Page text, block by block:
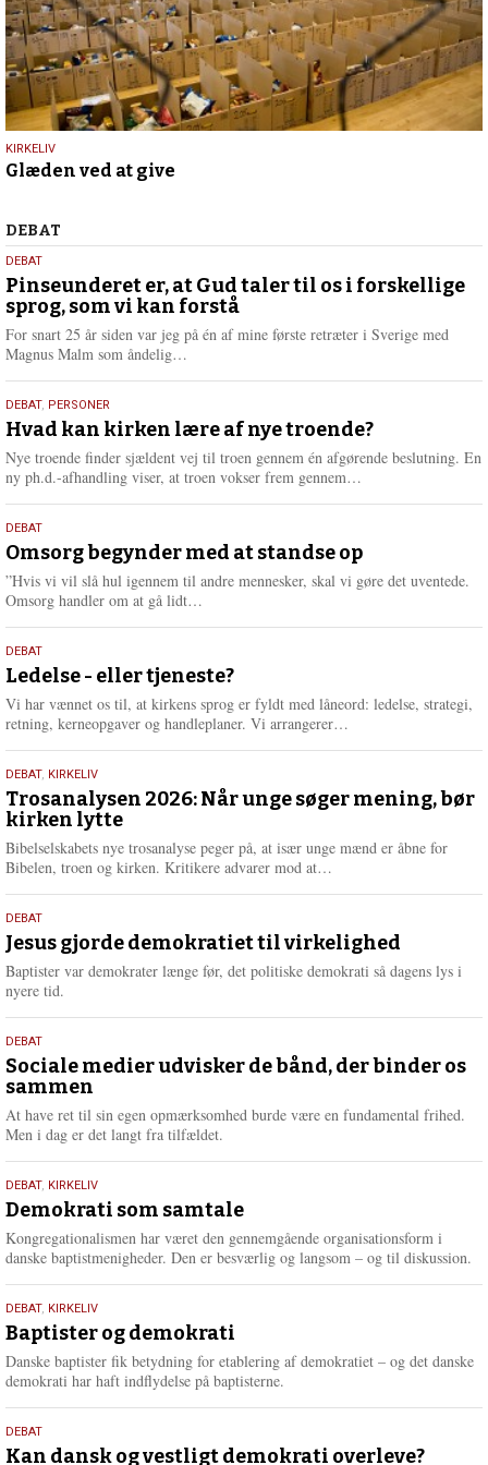
18.
december
KIRKELIV
Glæden ved at give
Debat
DEBAT
5.
august
2026
DEBAT
Pinseunderet er, at Gud taler til os i forskellige
sprog, som vi kan forstå
For snart 25 år siden var jeg på én af mine første retræter i Sverige med
Magnus Malm som åndelig…
e
r
e
25.
juli
2026
DEBAT, PERSONER
Hvad kan kirken lære af nye troende?
Nye troende finder sjældent vej til troen gennem én afgørende beslutning. En
ny ph.d.-afhandling viser, at troen vokser frem gennem…
e
r
e
9.
juli
2026
DEBAT
Omsorg begynder med at standse op
”Hvis vi vil slå hul igennem til andre mennesker, skal vi gøre det uventede.
Omsorg handler om at gå lidt…
e
r
e
10.
juni
2026
DEBAT
Ledelse - eller tjeneste?
Vi har vænnet os til, at kirkens sprog er fyldt med låneord: ledelse, strategi,
retning, kerneopgaver og handleplaner. Vi arrangerer…
e
2.
juni
2026
DEBAT, KIRKELIV
Trosanalysen 2026: Når unge søger mening, bør
kirken lytte
Bibelselskabets nye trosanalyse peger på, at især unge mænd er åbne for
Bibelen, troen og kirken. Kritikere advarer mod at…
e
r
e
18.
maj
2026
DEBAT
Jesus gjorde demokratiet til virkelighed
Baptister var demokrater længe før, det politiske demokrati så dagens lys i
nyere tid.
18.
maj
2026
DEBAT
Sociale medier udvisker de bånd, der binder os
sammen
At have ret til sin egen opmærksomhed burde være en fundamental frihed.
Men i dag er det langt fra tilfældet.
18.
maj
2026
DEBAT, KIRKELIV
Demokrati som samtale
Kongregationalismen har været den gennemgående organisationsform i
danske baptistmenigheder. Den er besværlig og langsom – og til diskussion.
18.
maj
2026
DEBAT, KIRKELIV
Baptister og demokrati
Danske baptister fik betydning for etablering af demokratiet – og det danske
demokrati har haft indflydelse på baptisterne.
18.
maj
DEBAT
Kan dansk og vestligt demokrati overleve?